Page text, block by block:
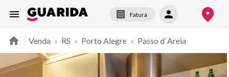
Fatura
Venda › RS › Porto Alegre › Passo d`Areia